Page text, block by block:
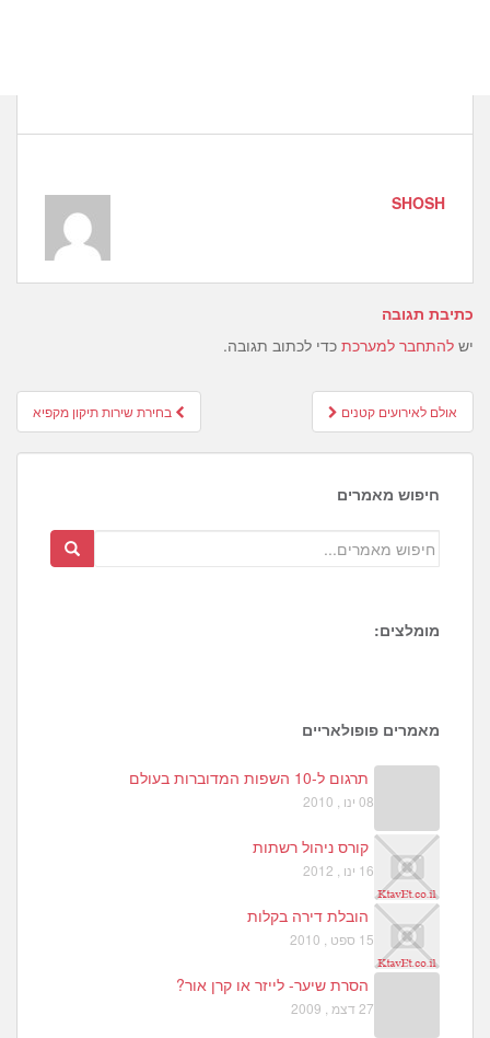
SHOSH
כתיבת תגובה
יש להתחבר למערכת כדי לכתוב תגובה.
Post
navigation
בחירת שירות תיקון מקפיא אולם לאירועים קטנים
חיפוש מאמרים
מומלצים:
8
מאמרים פופולאריים
תרגום ל-10 השפות המדוברות בעולם
08 ינו , 2010
קורס ניהול רשתות
16 ינו , 2012
הובלת דירה בקלות
15 ספט , 2010
הסרת שיער- לייזר או קרן אור?
27 דצמ , 2009